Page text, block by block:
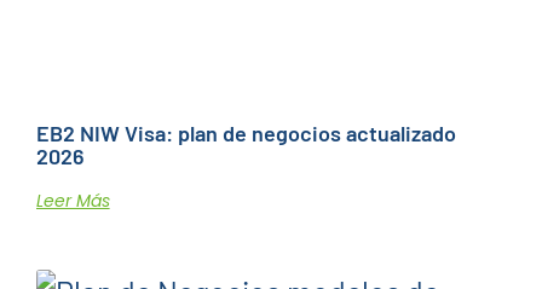
EB2 NIW Visa: plan de negocios actualizado
2026
Leer Más